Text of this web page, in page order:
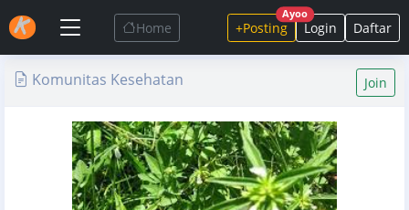
Home +Posting
Ayoo
Login Daftar
Komunitas Kesehatan Join